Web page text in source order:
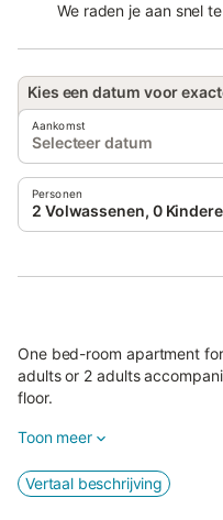
We raden je aan snel
Kies een datum voor
Aankomst
Selecteer datum
Personen
2 Volwassenen, 0
One bed-room apartment
adults or 2 adults
floor.
It is composed of a dining
Both environments have
Toon meer
Vertaal beschrijving